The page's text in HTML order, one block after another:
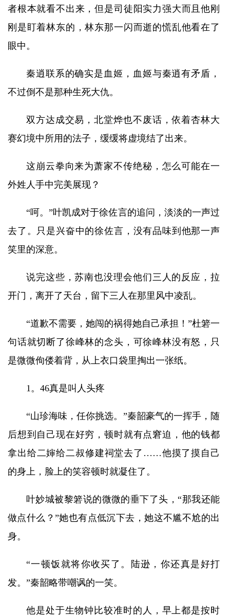
者根本就看不出来，但是司徒阳实力强大而且他刚
刚是盯着林东的，林东那一闪而逝的慌乱他看在了
眼中。
秦逍联系的确实是血姬，血姬与秦逍有矛盾，
不过倒不是那种生死大仇。
双方达成交易，北堂烨也不废话，依着杏林大
赛幻境中所用的法子，缓缓将虚境结了出来。
这崩云拳向来为萧家不传绝秘，怎么可能在一
外姓人手中完美展现？
“呵。”叶凯成对于徐佐言的追问，淡淡的一声过
去了。只是兴奋中的徐佐言，没有品味到他那一声
笑里的深意。
说完这些，苏南也没理会他们三人的反应，拉
开门，离开了天台，留下三人在那里风中凌乱。
“道歉不需要，她闯的祸得她自己承担！”杜箬一
句话就切断了徐峰林的念头，可徐峰林没有怒，只
是微微佝偻着背，从上衣口袋里掏出一张纸。
1。46真是叫人头疼
“山珍海味，任你挑选。”秦韶豪气的一挥手，随
后想到自己现在好穷，顿时就有点窘迫，他的钱都
拿出给二婶给二叔修建祠堂去了……他摸了摸自己
的身上，脸上的笑容顿时就凝住了。
叶妙城被黎箬说的微微的垂下了头，“那我还能
做点什么？”她也有点低沉下去，她这不尴不尬的出
身。
“一顿饭就将你收买了。陆逊，你还真是好打
发。”秦韶略带嘲讽的一笑。
他是处于生物钟比较准时的人，早上都是按时